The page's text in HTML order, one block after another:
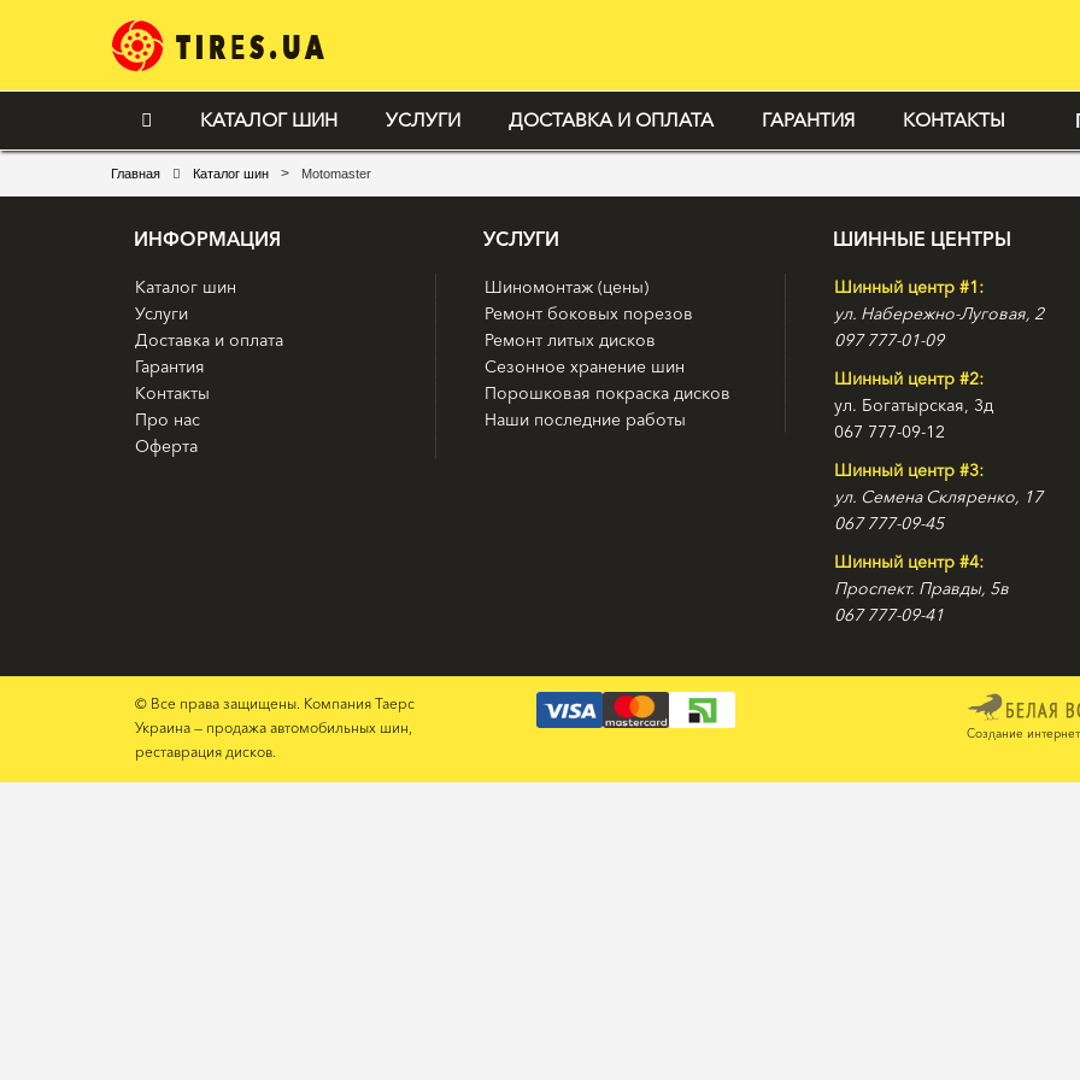
КАТАЛОГ ШИН УСЛУГИ ДОСТАВКА И ОПЛАТА ГАРАНТИЯ КОНТАКТЫ
Главная Каталог шин > Motomaster
ИНФОРМАЦИЯ
Каталог шин
Услуги
Доставка и оплата
Гарантия
Контакты
Про нас
Оферта
УСЛУГИ
Шиномонтаж (цены)
Ремонт боковых порезов
Ремонт литых дисков
Сезонное хранение шин
Порошковая покраска дисков
Наши последние работы
ШИННЫЕ ЦЕНТРЫ
Шинный центр #1:
ул. Набережно-Луговая, 2
097 777-01-09
Шинный центр #2:
ул. Богатырская, 3д
067 777-09-12
Шинный центр #3:
ул. Семена Скляренко, 17
067 777-09-45
Шинный центр #4:
Проспект. Правды, 5в
067 777-09-41
© Все права защищены. Компания Таерс
Украина — продажа автомобильных шин,
реставрация дисков.
Создание